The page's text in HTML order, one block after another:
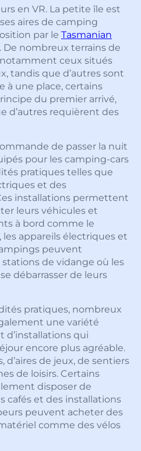
en VR. La petite île est
aires de camping
par le Tasmanian
. De nombreux terrains de
ceux situés
tandis que d’autres sont
à une place, certains
du premier arrivé,
d’autres requièrent des
de passer la nuit
pour les camping-cars
pratiques telles que
et des
installations permettent
leurs véhicules et
à bord comme le
les appareils électriques et
peuvent
de vidange où les
débarrasser de leurs
pratiques, nombreux
une variété
d’installations qui
encore plus agréable.
d’aires de jeux, de sentiers
de loisirs. Certains
disposer de
cafés et des installations
peuvent acheter des
comme des vélos